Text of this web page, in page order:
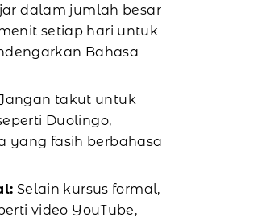
dalam jumlah besar
setiap hari untuk
Bahasa
Jangan takut untuk
Duolingo,
yang fasih berbahasa
Selain kursus formal,
video YouTube,